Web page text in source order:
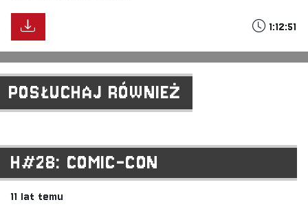
1:12:51
POSŁUCHAJ RÓWNIEŻ
H#28: COMIC-CON
11 lat temu